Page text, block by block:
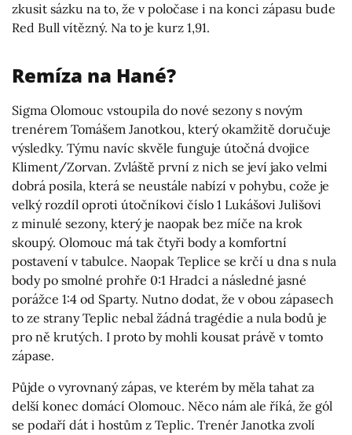
zkusit sázku na to, že v poločase i na konci zápasu bude
Red Bull vítězný. Na to je kurz 1,91.
Remíza na Hané?
Sigma Olomouc vstoupila do nové sezony s novým
trenérem Tomášem Janotkou, který okamžitě doručuje
výsledky. Týmu navíc skvěle funguje útočná dvojice
Kliment/Zorvan. Zvláště první z nich se jeví jako velmi
dobrá posila, která se neustále nabízí v pohybu, cože je
velký rozdíl oproti útočníkovi číslo 1 Lukášovi Julišovi
z minulé sezony, který je naopak bez míče na krok
skoupý. Olomouc má tak čtyři body a komfortní
postavení v tabulce. Naopak Teplice se krčí u dna s nula
body po smolné prohře 0:1 Hradci a následné jasné
porážce 1:4 od Sparty. Nutno dodat, že v obou zápasech
to ze strany Teplic nebal žádná tragédie a nula bodů je
pro ně krutých. I proto by mohli kousat právě v tomto
zápase.
Půjde o vyrovnaný zápas, ve kterém by měla tahat za
delší konec domácí Olomouc. Něco nám ale říká, že gól
se podaří dát i hostům z Teplic. Trenér Janotka zvolí